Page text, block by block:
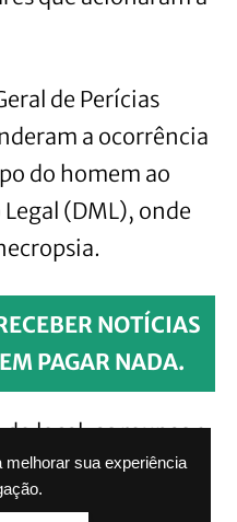
melhorar sua experiência
de Perícias
a ocorrência
do homem ao
(DML), onde
NOTÍCIAS
PAGAR NADA.
local, as roupas e
R$ 2,6 mil reais,
da vítima